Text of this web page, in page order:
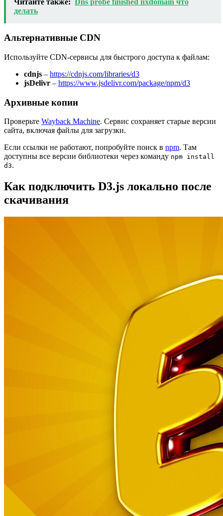
делать
Альтернативные CDN
Используйте CDN-сервисы для быстрого доступа к файлам:
cdnjs – https://cdnjs.com/libraries/d3
jsDelivr – https://www.jsdelivr.com/package/npm/d3
Архивные копии
Проверьте Wayback Machine. Сервис сохраняет старые версии
сайта, включая файлы для загрузки.
Если ссылки не работают, попробуйте поиск в npm. Там
доступны все версии библиотеки через команду npm install
d3.
Как подключить D3.js локально после
скачивания